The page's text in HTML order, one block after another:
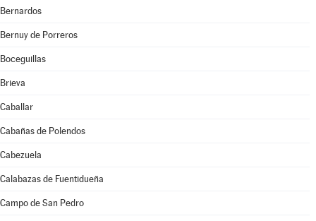
Bernardos
Bernuy de Porreros
Boceguillas
Brieva
Caballar
Cabañas de Polendos
Cabezuela
Calabazas de Fuentidueña
Campo de San Pedro